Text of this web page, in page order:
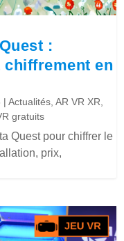
:
en
|Actualités ,AR VR XR
gratuits
Quest pour chiffrer le
prix,